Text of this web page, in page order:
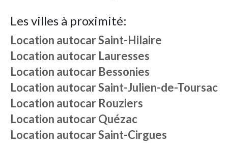
Les villes à proximité:
Location autocarSaint-Hilaire
Location autocar Lauresses
Location autocar Bessonies
Location autocarSaint-Julien-de-Toursac
Location autocar Rouziers
Location autocarQuézac
Location autocarSaint-Cirgues